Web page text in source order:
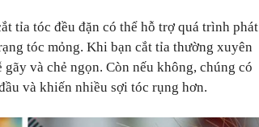
tỉa tóc đều đặn có thể hỗ trợ quá trình phát
tóc mỏng. Khi bạn cắt tỉa thường xuyên
và chẻ ngọn. Còn nếu không, chúng có
và khiến nhiều sợi tóc rụng hơn.